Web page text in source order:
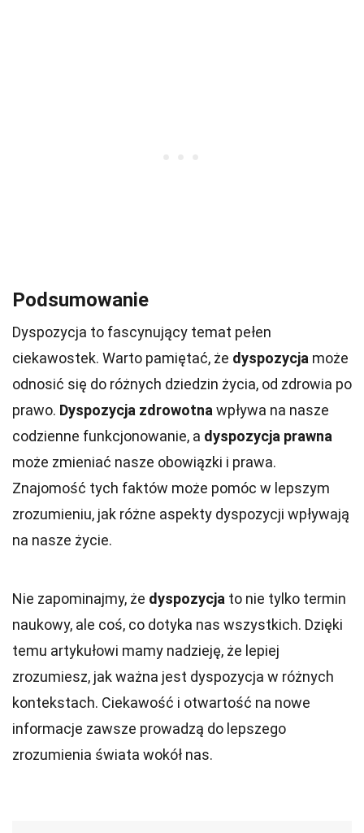
Podsumowanie
Dyspozycja to fascynujący temat pełen
ciekawostek. Warto pamiętać, że dyspozycja może
odnosić się do różnych dziedzin życia, od zdrowia po
prawo. Dyspozycja zdrowotna wpływa na nasze
codzienne funkcjonowanie, a dyspozycja prawna
może zmieniać nasze obowiązki i prawa.
Znajomość tych faktów może pomóc w lepszym
zrozumieniu, jak różne aspekty dyspozycji wpływają
na nasze życie.
Nie zapominajmy, że dyspozycja to nie tylko termin
naukowy, ale coś, co dotyka nas wszystkich. Dzięki
temu artykułowi mamy nadzieję, że lepiej
zrozumiesz, jak ważna jest dyspozycja w różnych
kontekstach. Ciekawość i otwartość na nowe
informacje zawsze prowadzą do lepszego
zrozumienia świata wokół nas.